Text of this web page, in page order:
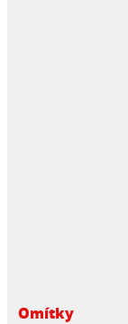
Omítky